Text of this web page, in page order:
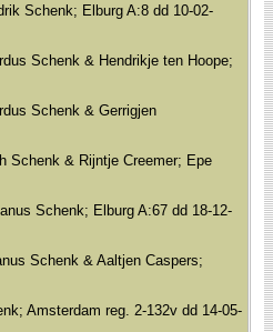
Schenk; Elburg A:8 dd 10-02-
Schenk & Hendrikje ten Hoope;
Schenk & Gerrigjen
Schenk & Rijntje Creemer; Epe
Schenk; Elburg A:67 dd 18-12-
Schenk & Aaltjen Caspers;
Amsterdam reg. 2-132v dd 14-05-